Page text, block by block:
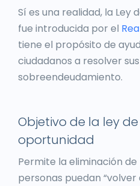
Sí es una realidad, la Ley
fue introducida por el
tiene el propósito de
ciudadanos a resolver
sobreendeudamiento.
Objetivo de la ley
oportunidad
Permite la eliminación de
personas puedan